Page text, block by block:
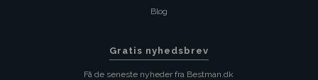
Blog
Gratis nyhedsbrev
Få de seneste nyheder fra Bestman.dk